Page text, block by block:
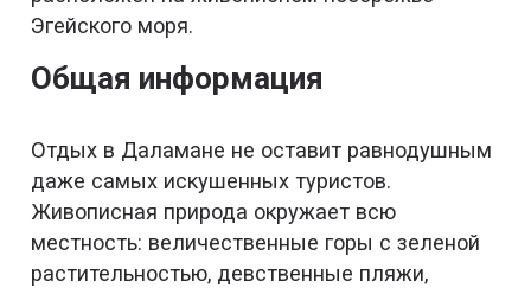
Эгейского моря.
Общая информация
Отдых в Даламане не оставит равнодушным
даже самых искушенных туристов.
Живописная природа окружает всю
местность: величественные горы с зеленой
растительностью, девственные пляжи,